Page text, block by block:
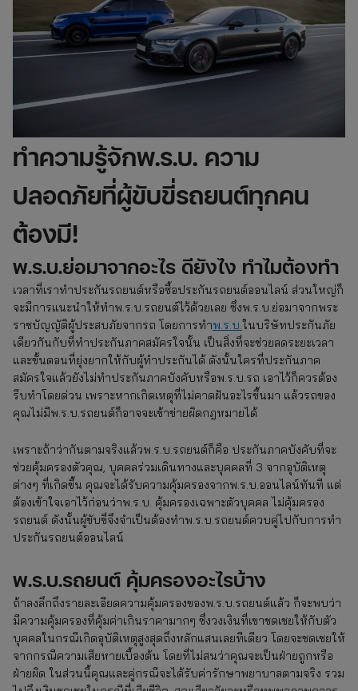
ทำความรู้จักพ.ร.บ. ความ
ปลอดภัยที่ผู้ขับขี่รถยนต์ทุกคน
ต้องมี!
พ.ร.บ.ย่อมาจากอะไร ดียังไง ทำไมต้องทำ
เวลาที่เราทำประกันรถยนต์หรือซื้อประกันรถยนต์ออนไลน์ ส่วนใหญ่ก็
จะมีการแนะนำให้ทำพ.ร.บ.รถยนต์ไว้ด้วยเลย ซึ่งพ.ร.บ.ย่อมาจากพระ
ราชบัญญัติผู้ประสบภัยจากรถ โดยการทำพ.ร.บ.ในบริษัทประกันภัย
เดียวกันกับที่ทำประกันภาคสมัครใจนั้น เป็นสิ่งที่จะช่วยลดระยะเวลา
และขั้นตอนที่ยุ่งยากให้กับผู้ทำประกันได้ ดังนั้นใครที่ประกันภาค
สมัครใจแล้วยังไม่ทำประกันภาคบังคับหรือพ.ร.บ.รถ เอาไว้ก็ควรต้อง
รีบทำโดยด่วน เพราะหากเกิดเหตุที่ไม่คาดฝันอะไรขึ้นมา แล้วรถของ
คุณไม่มีพ.ร.บ.รถยนต์ก็อาจจะเข้าข่ายผิดกฎหมายได้
เพราะถ้าว่ากันตามจริงแล้วพ.ร.บ.รถยนต์ก็คือ ประกันภาคบังคับที่จะ
ช่วยคุ้มครองตัวคุณ, บุคคลร่วมเดินทางและบุคคลที่ 3 จากอุบัติเหตุ
ต่างๆ ที่เกิดขึ้น คุณจะได้รับความคุ้มครองจากพ.ร.บ.ออนไลน์ทันที แต่
ต้องเข้าใจเอาไว้ก่อนว่าพ.ร.บ. คุ้มครองเฉพาะตัวบุคคล ไม่คุ้มครอง
รถยนต์ ดังนั้นผู้ขับขี่จึงจำเป็นต้องทำพ.ร.บ.รถยนต์ควบคู่ไปกับการทำ
ประกันรถยนต์ออนไลน์
พ.ร.บ.รถยนต์ คุ้มครองอะไรบ้าง
ถ้าลงลึกถึงรายละเอียดความคุ้มครองของพ.ร.บ.รถยนต์แล้ว ก็จะพบว่า
มีความคุ้มครองที่คุ้มค่าเกินราคามากๆ ซึ่งวงเงินที่เขาชดเชยให้กับตัว
บุคคลในกรณีเกิดอุบัติเหตุสูงสุดถึงหลักแสนเลยทีเดียว โดยจะชดเชยให้
จากกรณีความเสียหายเบื้องต้น โดยที่ไม่สนว่าคุณจะเป็นฝ่ายถูกหรือ
ฝ่ายผิด ในส่วนนี้คุณและคู่กรณีจะได้รับค่ารักษาพยาบาลตามจริง รวม